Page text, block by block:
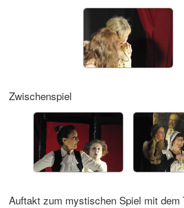
Zwischenspiel
Auftakt zum mystischen Spiel mit dem